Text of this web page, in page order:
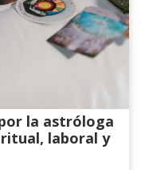
la astróloga
laboral y